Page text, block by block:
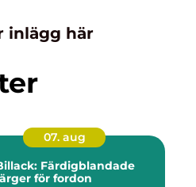
inlägg här
07. aug
Färdigblandade
för fordon